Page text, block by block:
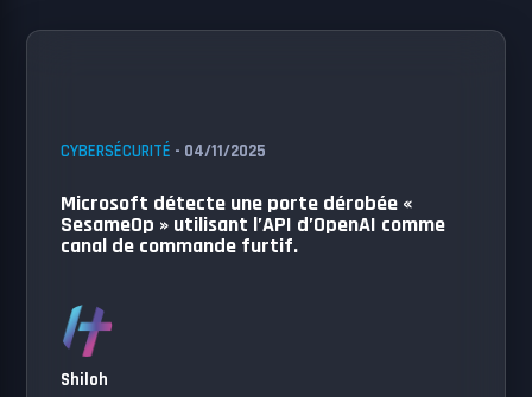
CYBERSÉCURITÉ - 04/11/2025
Microsoft détecte une porte dérobée «
SesameOp » utilisant l’API d’OpenAI comme
canal de commande furtif.
Shiloh